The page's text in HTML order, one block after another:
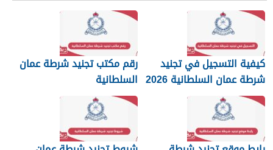
كيفية التسجيل في تجنيد
شرطة عمان السلطانية 2026
رقم مكتب تجنيد شرطة عمان
السلطانية